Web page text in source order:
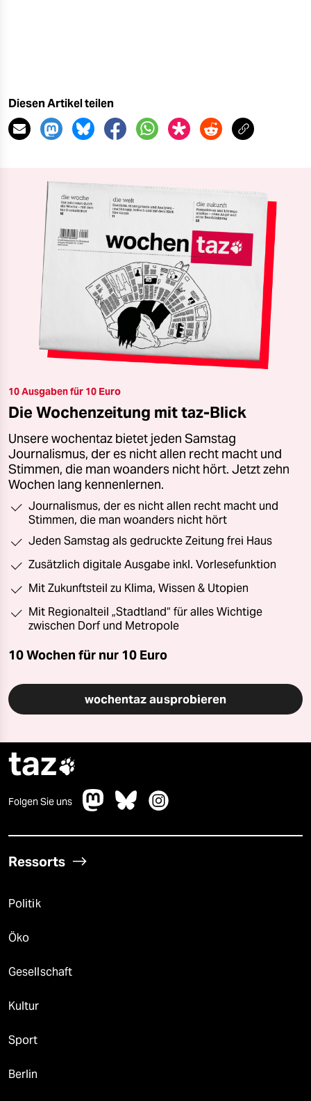
Diesen Artikel teilen
10 Ausgaben für 10 Euro
Die Wochenzeitung mit taz-Blick
Unsere wochentaz bietet jeden Samstag
Journalismus, der es nicht allen recht macht und
Stimmen, die man woanders nicht hört. Jetzt zehn
Wochen lang kennenlernen.
Journalismus, der es nicht allen recht macht und
Stimmen, die man woanders nicht hört
Jeden Samstag als gedruckte Zeitung frei Haus
Zusätzlich digitale Ausgabe inkl. Vorlesefunktion
Mit Zukunftsteil zu Klima, Wissen & Utopien
Mit Regionalteil „Stadtland“ für alles Wichtige
zwischen Dorf und Metropole
10 Wochen für nur 10 Euro
wochentaz ausprobieren
taz
Folgen Sie uns
Ressorts
Politik
Öko
Gesellschaft
Kultur
Sport
Berlin